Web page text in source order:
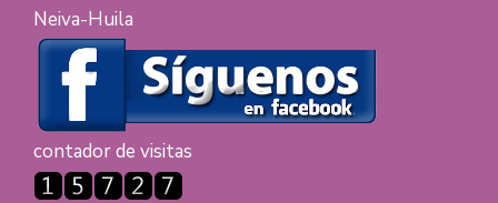
Neiva-Huila
contador de visitas